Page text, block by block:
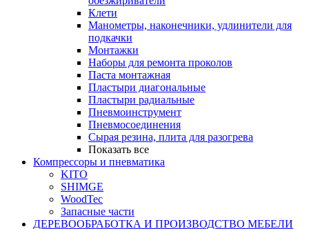
Клети
Манометры, наконечники, удлинители для
подкачки
Монтажки
Наборы для ремонта проколов
Паста монтажная
Пластыри диагональные
Пластыри радиальные
Пневмоинструмент
Пневмосоединения
Сырая резина, плита для разогрева
Показать все
Компрессоры и пневматика
KITO
SHIMGE
WoodTec
Запасные части
ДЕРЕВООБРАБОТКА И ПРОИЗВОДСТВО МЕБЕЛИ